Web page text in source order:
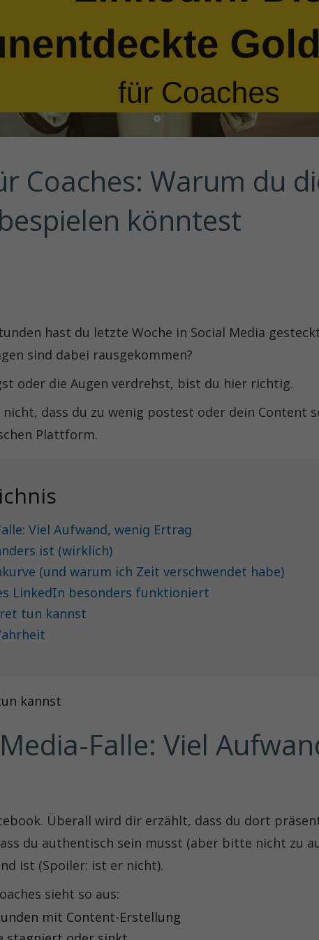
Coaches: Warum du
könntest
hast du letzte Woche in Social Media
sind dabei rausgekommen?
oder die Augen verdrehst, bist du hier richtig.
dass du zu wenig postest oder dein Content
Plattform.
Viel Aufwand, wenig Ertrag
ist (wirklich)
(und warum ich Zeit verschwendet habe)
LinkedIn besonders funktioniert
tun kannst
kannst
Falle: Viel
Überall wird dir erzählt, dass du dort
du authentisch sein musst (aber bitte nicht zu
ist (Spoiler: ist er nicht).
sieht so aus:
mit Content-Erstellung